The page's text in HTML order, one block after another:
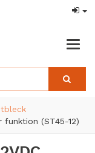
funktion (ST45-12)